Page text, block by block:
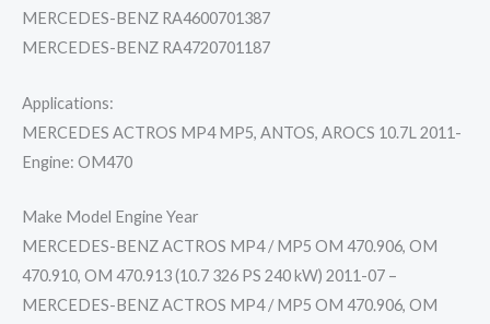
MERCEDES-BENZ RA4600701387
MERCEDES-BENZ RA4720701187
Applications:
MERCEDES ACTROS MP4 MP5, ANTOS, AROCS 10.7L 2011-
Engine: OM470
Make Model Engine Year
MERCEDES-BENZ ACTROS MP4 / MP5 OM 470.906, OM
470.910, OM 470.913 (10.7 326 PS 240 kW) 2011-07 –
MERCEDES-BENZ ACTROS MP4 / MP5 OM 470.906, OM